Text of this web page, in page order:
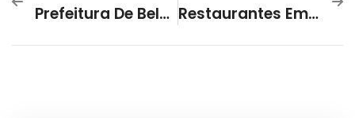
Prefeitura De Belo Horizonte Lança Sistema De Videomonitoramento Com Reconhecimento Facial Restaurantes Em BH Suspendem Venda De Destilados Por Precaução; MG Não Registra Casos Confirmados De Metanol